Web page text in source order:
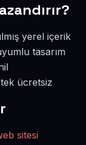
yerel içerik
tasarım
ücretsiz
sitesi